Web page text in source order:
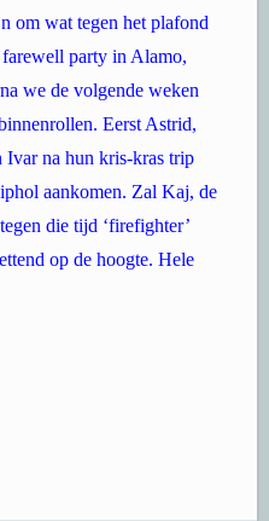
om wat tegen het plafond
farewell party in Alamo,
we de volgende weken
Eerst Astrid,
Ivar na hun kris-kras trip
aankomen. Zal Kaj, de
die tijd ‘firefighter’
op de hoogte. Hele